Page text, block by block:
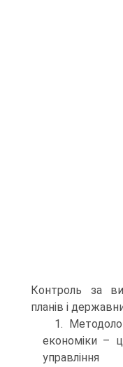
Контроль за
планів і
1.
економіки –